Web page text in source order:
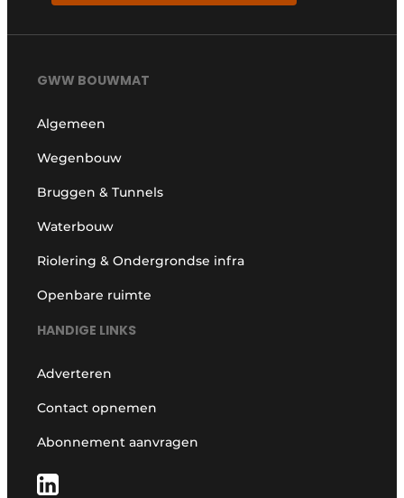
GWW BOUWMAT
Algemeen
Wegenbouw
Bruggen & Tunnels
Waterbouw
Riolering & Ondergrondse infra
Openbare ruimte
HANDIGE LINKS
Adverteren
Contact opnemen
Abonnement aanvragen